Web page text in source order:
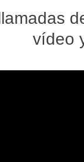
vídeo